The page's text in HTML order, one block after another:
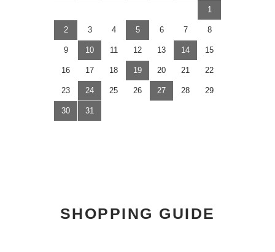
1
2 3 4 5 6 7 8
9 10 11 12 13 14 15
16 17 18 19 20 21 22
23 24 25 26 27 28 29
30 31
SHOPPING GUIDE